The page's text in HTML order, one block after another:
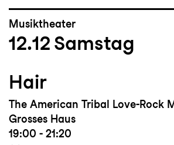
Musiktheater
12.12 Samstag
Hair
The American Tribal Love-Rock
Grosses Haus
19:00 - 21:20